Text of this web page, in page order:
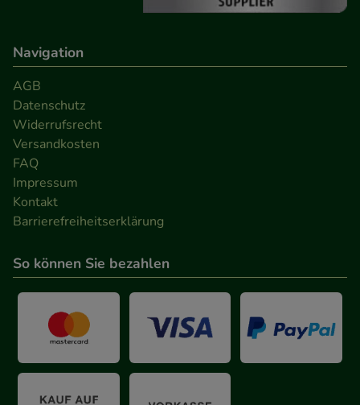
Navigation
AGB
Datenschutz
Widerrufsrecht
Versandkosten
FAQ
Impressum
Kontakt
Barrierefreiheitserklärung
So können Sie bezahlen